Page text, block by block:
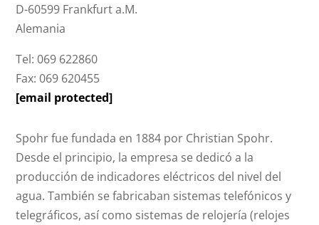
D-60599 Frankfurt a.M.
Alemania
Tel: 069 622860
Fax: 069 620455
[email protected]
Spohr fue fundada en 1884 por Christian Spohr.
Desde el principio, la empresa se dedicó a la
producción de indicadores eléctricos del nivel del
agua. También se fabricaban sistemas telefónicos y
telegráficos, así como sistemas de relojería (relojes